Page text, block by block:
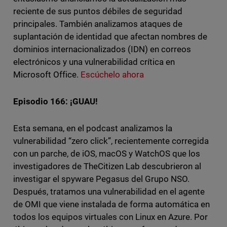
reciente de sus puntos débiles de seguridad
principales. También analizamos ataques de
suplantación de identidad que afectan nombres de
dominios internacionalizados (IDN) en correos
electrónicos y una vulnerabilidad crítica en
Microsoft Office. Escúchelo ahora
Episodio 166: ¡GUAU!
Esta semana, en el podcast analizamos la
vulnerabilidad “zero click”, recientemente corregida
con un parche, de iOS, macOS y WatchOS que los
investigadores de TheCitizen Lab descubrieron al
investigar el spyware Pegasus del Grupo NSO.
Después, tratamos una vulnerabilidad en el agente
de OMI que viene instalada de forma automática en
todos los equipos virtuales con Linux en Azure. Por